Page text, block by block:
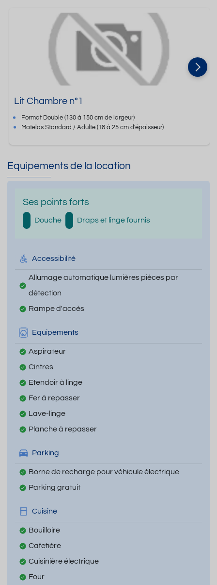
Lit Chambre n°1
Format Double (130 à 150 cm de largeur)
Matelas Standard / Adulte(18 à 25 cm d'épaisseur)
Equipements de la location
Ses points forts
Douche Draps et linge fournis
Accessibilité
Allumage automatique lumières pièces par
détection
Rampe d'accès
Equipements
Aspirateur
Cintres
Etendoir à linge
Fer à repasser
Lave-linge
Planche à repasser
Parking
Borne de recharge pour véhicule électrique
Parking gratuit
Cuisine
Bouilloire
Cafetière
Cuisinière électrique
Four